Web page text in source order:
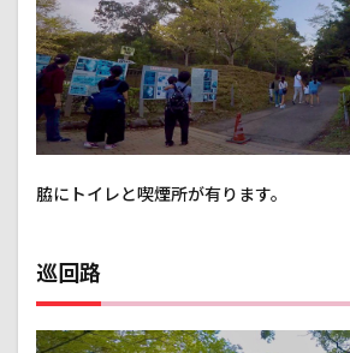
脇にトイレと喫煙所が有ります。
巡回路